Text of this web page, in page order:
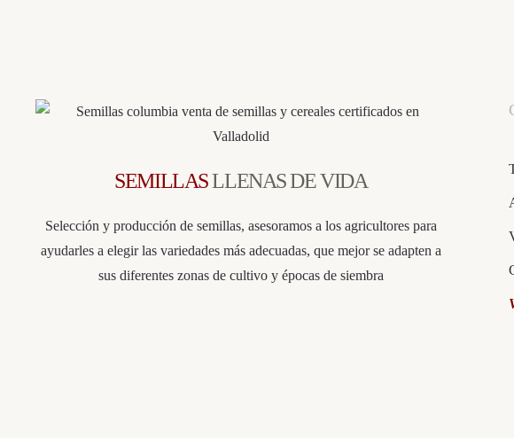
SEMILLASLLENAS DE VIDA
Selección y producción de semillas, asesoramos a los agricultores para
ayudarles a elegir las variedades más adecuadas, que mejor se adapten a
sus diferentes zonas de cultivo y épocas de siembra